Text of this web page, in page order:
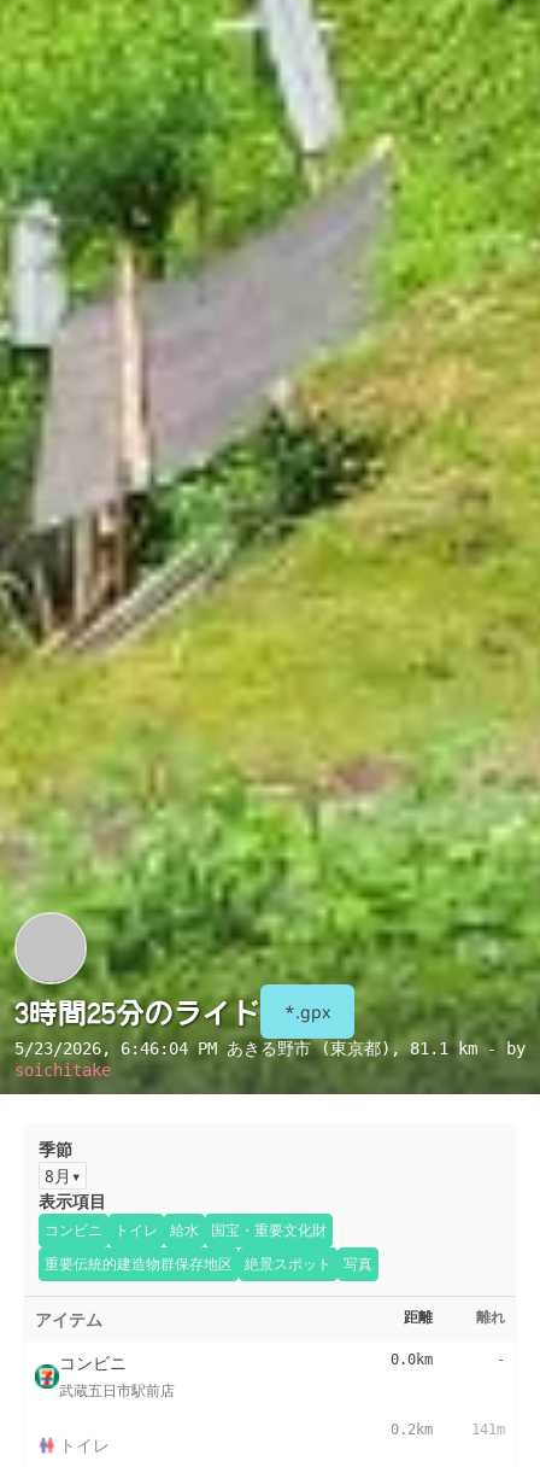
3時間25分のライド *.gpx
5/23/2026, 6:46:04 PM あきる野市 (東京都) , 81.1 km - by
soichitake
季節
8月
表示項目
コンビニ トイレ 給水
国宝・重要文化財
重要伝統的建造物群保存地区
絶景スポット 写真
アイテム 距離 離れ
コンビニ
武蔵五日市駅前店
0.0km -
トイレ
0.2km 141m